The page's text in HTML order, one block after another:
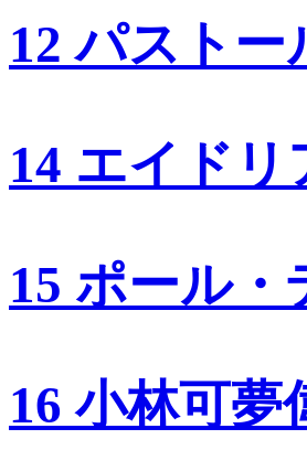
12 パスト
14 エイド
15 ポール
16 小林可夢